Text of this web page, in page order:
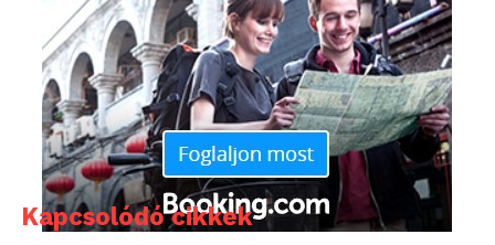
Utas szemszögből felemás érzéseket vált ki a CLS,
már az sem mindegy, hol ülünk. A hangulat foghatja
meg a legjobban az utasokat, a belső kialakítás
tényleg ízléses és minőségi. Kicsit úgy érezhetjük
magunkat, mintha éppen egy elegáns ötcsillagos
szálloda szivarszobájában kellene társalognunk, a
CLS nyugalmat és kifinomultságot áraszt. A
térkínálat azonban csak az első utasoknál megfelelő,
Kapcsolódó cikkek